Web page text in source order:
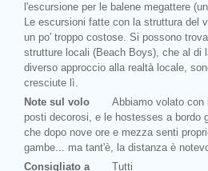
l'escursione per le balene megattere
Le escursioni fatte con la struttura del
un po' troppo costose. Si possono
strutture locali (Beach Boys), che al di
diverso approccio alla realtà locale,
cresciute lì.
Note sul volo
Abbiamo volato con
posti decorosi, e le hostesses a bordo
che dopo nove ore e mezza senti
gambe... ma tant'è, la distanza è
Consigliato a
Tutti